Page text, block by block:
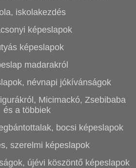
iskolakezdés
képeslapok
képeslapok
madarakról
névnapi jókívánságok
Micimackó, Zsebibaba
és a többiek
bocsi képeslapok
szerelmi képeslapok
újévi köszöntő képeslapok